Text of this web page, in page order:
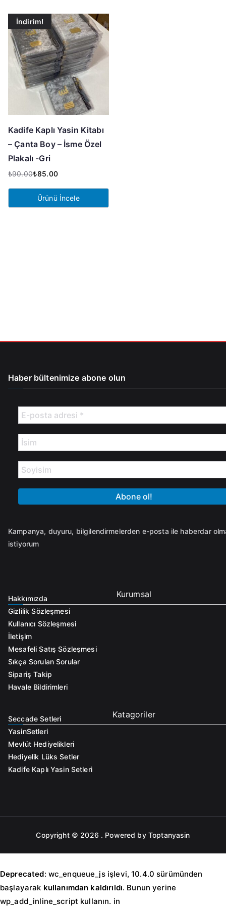
İndirim!
Kadife Kaplı Yasin Kitabı
– Çanta Boy – İsme Özel
Plakalı -Gri
₺90.00
Orijinal
fiyat:
₺90.00.
₺85.00
Şu
andaki
fiyat:
Ürünü İncele
Haber bültenimize abone olun
Kampanya, duyuru, bilgilendirmelerden e-posta ile haberdar
istiyorum
Kurumsal
Hakkımızda
Gizlilik Sözleşmesi
Kullanıcı Sözleşmesi
İletişim
Mesafeli Satış Sözleşmesi
Sıkça Sorulan Sorular
Sipariş Takip
Havale Bildirimleri
Katagoriler
Seccade Setleri
YasinSetleri
Mevlüt Hediyelikleri
Hediyelik Lüks Setler
Kadife Kaplı Yasin Setleri
Copyright © 2026 . Powered by Toptanyasin
Deprecated: wc_enqueue_js işlevi, 10.4.0 sürümünden
başlayarak kullanımdan kaldırıldı. Bunun yerine
wp_add_inline_script kullanın. in